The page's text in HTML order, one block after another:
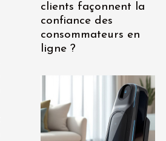
clients façonnent la
confiance des
consommateurs en
ligne ?